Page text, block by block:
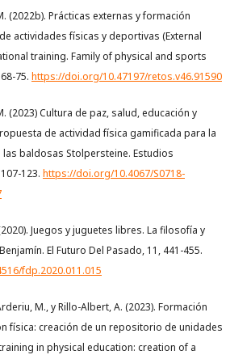
(2022b). Prácticas externas y formación
actividades físicas y deportivas (External
training. Family of physical and sports
75. https://doi.org/10.47197/retos.v46.91590
(2023) Cultura de paz, salud, educación y
de actividad física gamificada para la
baldosas Stolpersteine. Estudios
123. https://doi.org/10.4067/S0718-
Juegos y juguetes libres. La filosofía y
El Futuro Del Pasado, 11, 441-455.
fdp.2020.011.015
M., y Rillo-Albert, A. (2023). Formación
física: creación de un repositorio de unidades
in physical education: creation of a